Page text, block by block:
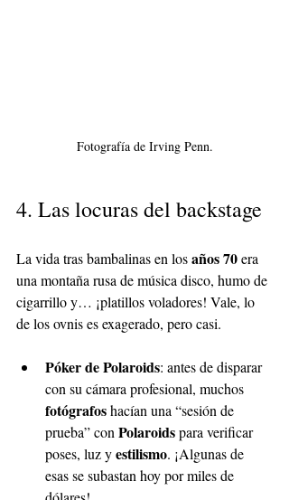
Fotografía de Irving Penn.
4. Las locuras del backstage
La vida tras bambalinas en los años 70 era
una montaña rusa de música disco, humo de
cigarrillo y… ¡platillos voladores! Vale, lo
de los ovnis es exagerado, pero casi.
Póker de Polaroids: antes de disparar
con su cámara profesional, muchos
fotógrafos hacían una “sesión de
prueba” con Polaroids para verificar
poses, luz y estilismo. ¡Algunas de
esas se subastan hoy por miles de